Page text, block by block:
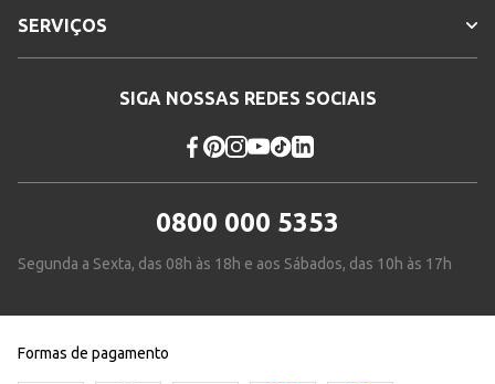
SERVIÇOS
SIGA NOSSAS REDES SOCIAIS
0800 000 5353
Segunda a Sexta, das 08h às 18h e aos Sábados, das 10h às 17h
Formas de pagamento